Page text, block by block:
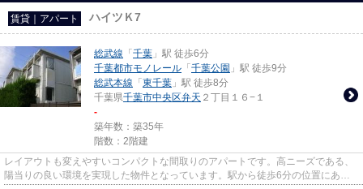
賃貸｜アパート ハイツＫ7
総武線 「 千葉 」駅 徒歩6分
千葉都市モノレール 「 千葉公園 」駅 徒歩9分
総武本線 「 東千葉 」駅 徒歩8分
千葉県千葉市中央区弁天 ２丁目１６−１
-
築年数：築35年
階数：2階建
レイアウトも変えやすいコンパクトな間取りのアパートです。高ニーズである、
陽当りの良い環境を実現した物件となっています。駅から徒歩6分の位置にある